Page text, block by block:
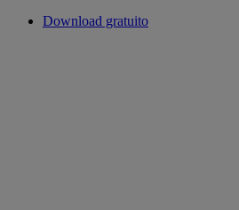
Download gratuito